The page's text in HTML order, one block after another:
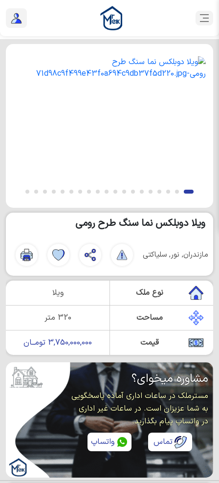
ویلا دوبلکس نما سنگ طرح رومی
مازندران, نور, سلیاکتی
نوع ملک ویلا
مساحت 320 متر
قیمت 3,750,000,000 تومــان
مشاوره میخوای؟
مسترملک در ساعات اداری آماده پاسخگویی
به شما عزیزان است. در ساعات غیر اداری
در واتساپ پیام بگذارید.
تماس
واتساپ